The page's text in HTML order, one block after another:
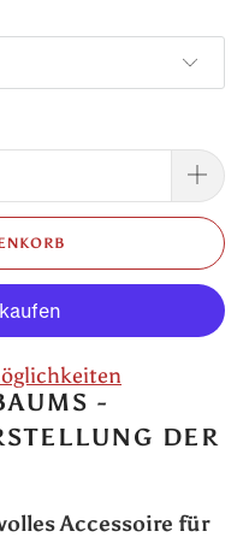
-
DER
Accessoire für